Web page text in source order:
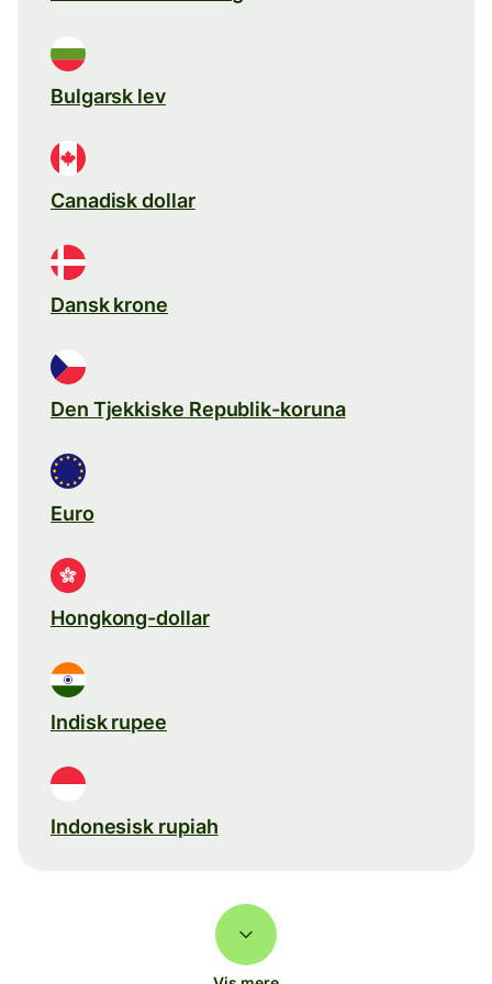
Bulgarsk lev
Canadisk dollar
Dansk krone
Den Tjekkiske Republik-koruna
Euro
Hongkong-dollar
Indisk rupee
Indonesisk rupiah